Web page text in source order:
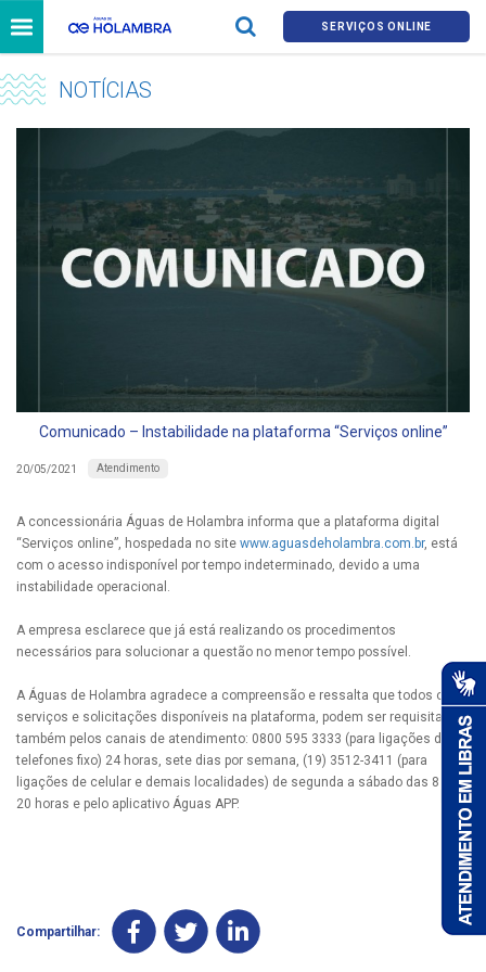
SERVIÇOS ONLINE
NOTÍCIAS
Comunicado – Instabilidade na plataforma “Serviços online”
20/05/2021 Atendimento
A concessionária Águas de Holambra informa que a plataforma digital
“Serviços online”, hospedada no site www.aguasdeholambra.com.br, está
com o acesso indisponível por tempo indeterminado, devido a uma
instabilidade operacional.
A empresa esclarece que já está realizando os procedimentos
necessários para solucionar a questão no menor tempo possível.
A Águas de Holambra agradece a compreensão e ressalta que todos os
serviços e solicitações disponíveis na plataforma, podem ser requisitados
também pelos canais de atendimento: 0800 595 3333 (para ligações de
telefones fixo) 24 horas, sete dias por semana, (19) 3512-3411 (para
ligações de celular e demais localidades) de segunda a sábado das 8 às
20 horas e pelo aplicativo Águas APP.
Compartilhar: